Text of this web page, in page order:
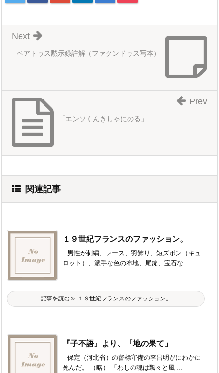
ベアトゥス黙示録註解（ファクンドゥス写本）
Next
「エンソくんきしゃにのる」
Prev
関連記事
１９世紀フランスのファッション。
男性が刺繍、レース、羽飾り、短ズボン（キュ
ロット）、派手な色の布地、尾錠、宝石な ...
記事を読む １９世紀フランスのファッション。
『子不語』より、「地の果て」
保定（河北省）の督標守備の李昌明がにわかに
死んだ。 （略） 「わしの魂は飄々と風 ...